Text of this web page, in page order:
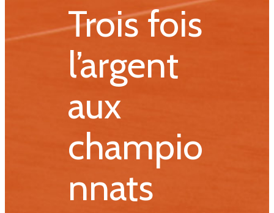
Trois fois
l’argent
aux
champio
nnats